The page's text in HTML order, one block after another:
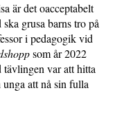
är det oacceptabelt
grusa barns tro på
i pedagogik vid
som år 2022
tävlingen var att hitta
att nå sin fulla